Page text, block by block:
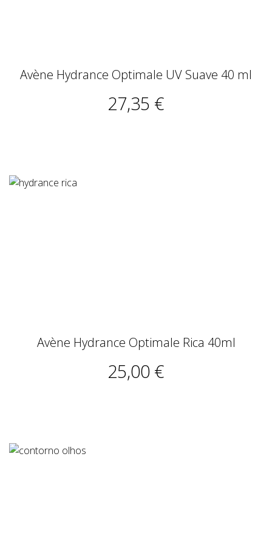
Avène Hydrance Optimale UV Suave 40 ml
27,35 €
Avène Hydrance Optimale Rica 40ml
25,00 €